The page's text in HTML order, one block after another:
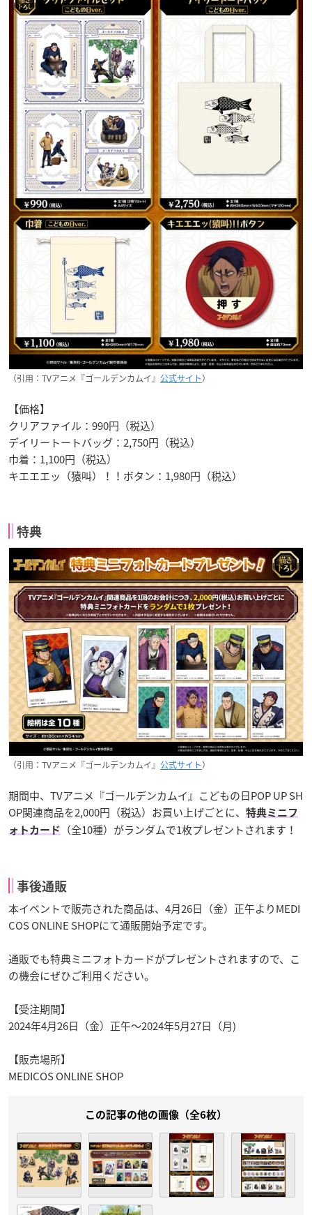
（引用：TVアニメ『ゴールデンカムイ』 公式サイト）
【価格】
クリアファイル：990円（税込）
デイリートートバッグ：2,750円（税込）
巾着：1,100円（税込）
キエエエッ（猿叫）！！ボタン：1,980円（税込）
特典
（引用：TVアニメ『ゴールデンカムイ』 公式サイト）
期間中、TVアニメ『ゴールデンカムイ』こどもの日POP UP SH
OP関連商品を2,000円（税込）お買い上げごとに、
特典ミニフ
ォトカード
（全10種）がランダムで1枚プレゼントされます！
事後通販
本イベントで販売された商品は、4月26日（金）正午よりMEDI
COS ONLINE SHOPにて通販開始予定です。
通販でも特典ミニフォトカードがプレゼントされますので、こ
の機会にぜひご利用ください。
【受注期間】
2024年4月26日（金）正午～2024年5月27日（月)
【販売場所】
MEDICOS ONLINE SHOP
この記事の他の画像（全6枚）